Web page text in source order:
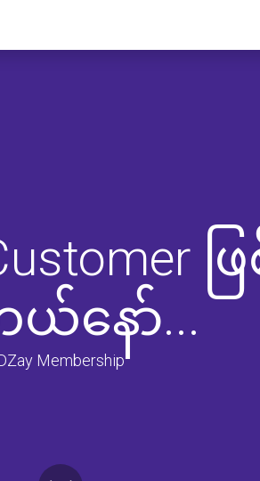
ယ်နော်...
Membership